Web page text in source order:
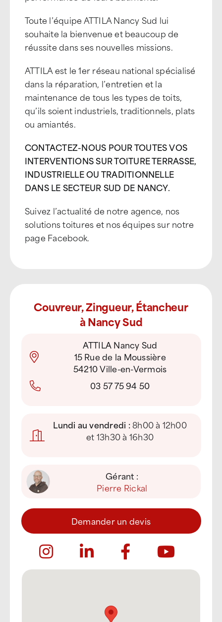
Toute l’équipe ATTILA Nancy Sud lui
souhaite la bienvenue et beaucoup de
réussite dans ses nouvelles missions.
ATTILA est le 1er réseau national spécialisé
dans la réparation, l’entretien et la
maintenance de tous les types de toits,
qu’ils soient industriels, traditionnels, plats
ou amiantés.
CONTACTEZ-NOUS POUR TOUTES VOS
INTERVENTIONS SUR TOITURE TERRASSE,
INDUSTRIELLE OU TRADITIONNELLE
DANS LE SECTEUR SUD DE NANCY.
Suivez l’actualité de notre agence, nos
solutions toitures et nos équipes sur notre
page Facebook.
Couvreur, Zingueur, Étancheur
à Nancy Sud
ATTILA Nancy Sud
15 Rue de la Moussière
54210 Ville-en-Vermois
03 57 75 94 50
Lundi au vendredi :8h00 à 12h00
et 13h30 à 16h30
Gérant :
Pierre Rickal
Demander un devis